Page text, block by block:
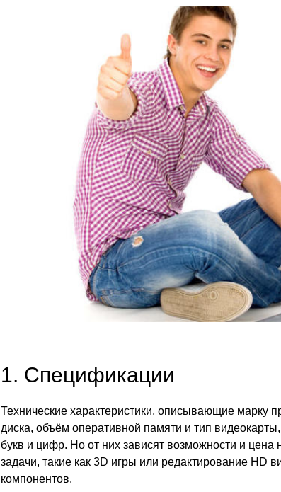
1. Спецификации
Технические характеристики, описывающие марку
диска, объём оперативной памяти и тип
букв и цифр. Но от них зависят возможности и цена
задачи, такие как 3D игры или редактирование HD
компонентов.